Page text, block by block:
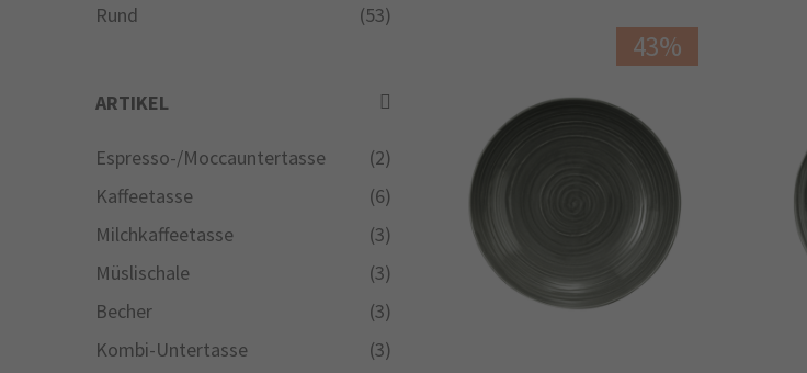
Rund (53)
ARTIKEL
Espresso-/Moccauntertasse
(2)
Kaffeetasse
(6)
Milchkaffeetasse
(3)
Müslischale
(3)
Becher
(3)
Kombi-Untertasse
(3)
43%